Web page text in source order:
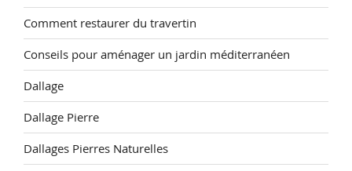
Comment restaurer du travertin
Conseils pour aménager un jardin méditerranéen
Dallage
Dallage Pierre
Dallages Pierres Naturelles